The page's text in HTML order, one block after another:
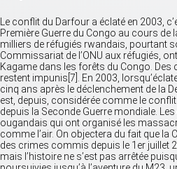
Le conflit du Darfour a éclaté en 2003,
Première Guerre du Congo au cours de
milliers de réfugiés rwandais, pourtant
Commissariat de l’ONU aux réfugiés,
Kagame dans les forêts du Congo. Des
restent impunis[7]. En 2003,
cinq ans après le déclenchement de la
est, depuis, considérée comme le
depuis la Seconde Guerre mondiale.
ougandais qui ont organisé les
comme l’air. On objectera du fait que la
des crimes commis depuis le 1er juillet
mais l’histoire ne s’est pas arrêtée